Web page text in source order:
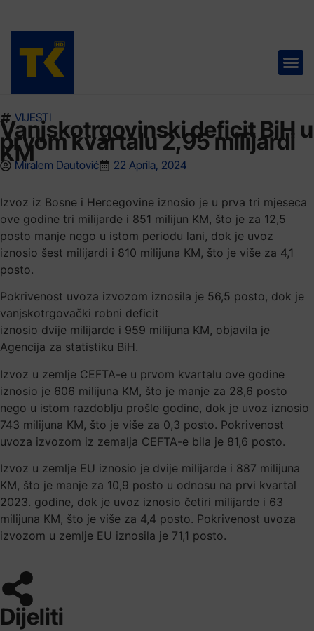
VIJESTI
Vanjskotrgovinski deficit BiH u
prvom kvartalu 2,95 milijardi
KM
Miralem Dautović 22 Aprila, 2024
Izvoz iz Bosne i Hercegovine iznosio je u prva tri mjeseca
ove godine tri milijarde i 851 milijun KM, što je za 12,5
posto manje nego u istom periodu lani, dok je uvoz
iznosio šest milijardi i 810 milijuna KM, što je više za 4,1
posto.
Pokrivenost uvoza izvozom iznosila je 56,5 posto, dok je
vanjskotrgovački robni deficit
iznosio dvije milijarde i 959 milijuna KM, objavila je
Agencija za statistiku BiH.
Izvoz u zemlje CEFTA-e u prvom kvartalu ove godine
iznosio je 606 milijuna KM, što je manje za 28,6 posto
nego u istom razdoblju prošle godine, dok je uvoz iznosio
743 milijuna KM, što je više za 0,3 posto. Pokrivenost
uvoza izvozom iz zemalja CEFTA-e bila je 81,6 posto.
Izvoz u zemlje EU iznosio je dvije milijarde i 887 milijuna
KM, što je manje za 10,9 posto u odnosu na prvi kvartal
2023. godine, dok je uvoz iznosio četiri milijarde i 63
milijuna KM, što je više za 4,4 posto. Pokrivenost uvoza
izvozom u zemlje EU iznosila je 71,1 posto.
Dijeliti